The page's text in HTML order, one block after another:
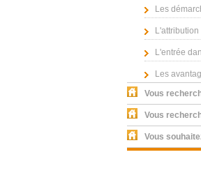
Les
L'attribution
L'entrée
Les
Vous
Vous
Vous